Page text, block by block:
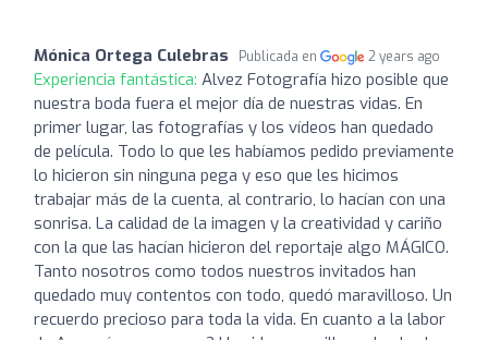
Mónica Ortega Culebras Publicada en 2 years ago
Experiencia fantástica: Alvez Fotografía hizo posible que
nuestra boda fuera el mejor día de nuestras vidas. En
primer lugar, las fotografías y los vídeos han quedado
de película. Todo lo que les habíamos pedido previamente
lo hicieron sin ninguna pega y eso que les hicimos
trabajar más de la cuenta, al contrario, lo hacían con una
sonrisa. La calidad de la imagen y la creatividad y cariño
con la que las hacían hicieron del reportaje algo MÁGICO.
Tanto nosotros como todos nuestros invitados han
quedado muy contentos con todo, quedó maravilloso. Un
recuerdo precioso para toda la vida. En cuanto a la labor